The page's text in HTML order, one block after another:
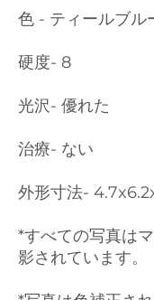
色 - ティールブル
硬度- 8
光沢- 優れた
治療- ない
外形寸法-
*すべての写真は
影されています。